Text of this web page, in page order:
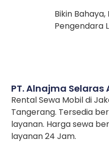
PT. Alnajma Selaras
Rental Sewa Mobil di
Tangerang. Tersedia
layanan. Harga sewa
layanan 24 Jam.
Bikin
Pengendara